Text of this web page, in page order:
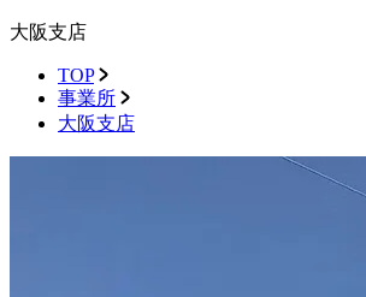
大阪支店
TOP
事業所
大阪支店